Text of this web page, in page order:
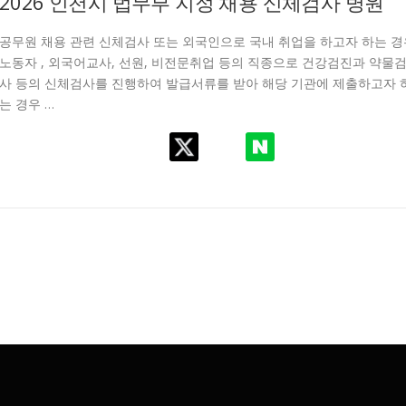
공무원 채용 관련 신체검사 또는 외국인으로 국내 취업을 하고자 하는
노동자 , 외국어교사, 선원, 비전문취업 등의 직종으로 건강검진과 약물검
사 등의 신체검사를 진행하여 발급서류를 받아 해당 기관에 제출하고자
는 경우 …